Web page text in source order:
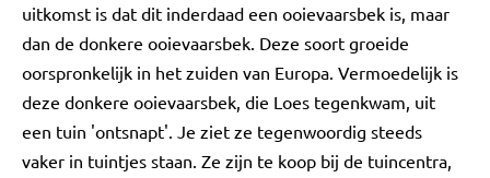
uitkomst is dat dit inderdaad een ooievaarsbek is, maar
dan de donkere ooievaarsbek. Deze soort groeide
oorspronkelijk in het zuiden van Europa. Vermoedelijk is
deze donkere ooievaarsbek, die Loes tegenkwam, uit
een tuin 'ontsnapt'. Je ziet ze tegenwoordig steeds
vaker in tuintjes staan. Ze zijn te koop bij de tuincentra,